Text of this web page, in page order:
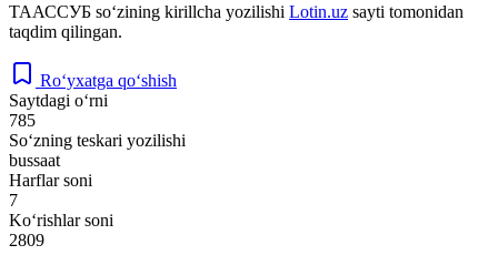
ТААССУБ so‘zining kirillcha yozilishi Lotin.uz sayti tomonidan
taqdim qilingan.
Ro‘yxatga qo‘shish
Saytdagi o‘rni
785
So‘zning teskari yozilishi
bussaat
Harflar soni
7
Ko‘rishlar soni
2809